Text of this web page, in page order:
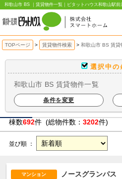
和歌山市 BS ｜賃貸物件一覧｜ピタットハウス和歌山駅
TOPページ 賃貸物件検索 和歌山市 BS 賃貸
選択中の
和歌山市 BS 賃貸物件一覧
条件を変更
棟数692件 (総物件数： 3202件)
並び順 ：
マンション ノースグランパス